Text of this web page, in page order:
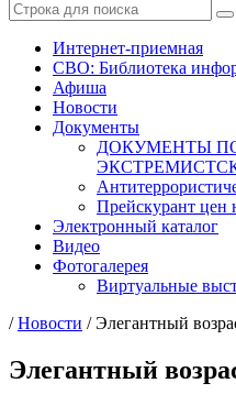
Интернет-приемная
СВО: Библиотека
Афиша
Новости
Документы
ДОКУМЕНТЫ
Прейскурант цен
Электронный каталог
Видео
Фотогалерея
Виртуальные
/Новости /Элегантный
Элегантный